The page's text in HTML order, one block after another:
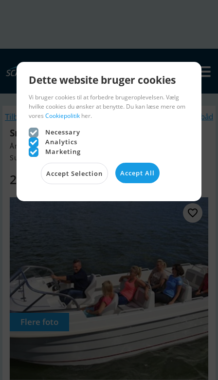
Tilbage Lignende Motorbåd
Smartliner Passenger 23
Årgang 2025, Motorbåd til salg
Sunds, Danmark
237.595 DKK
Flere foto
Dette website bruger cookies
Vi bruger cookies til at forbedre brugeroplevelsen. Vælg
hvilke cookies du ønsker at benytte. Du kan læse mere om
vores Cookiepolitik her.
Necessary
Analytics
Marketing
Accept Selection Accept All